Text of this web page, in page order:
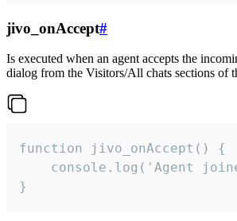
jivo_onAccept#
Is executed when an agent accepts the
dialog from the Visitors/All chats sections of
function jivo_onAccept() {
}